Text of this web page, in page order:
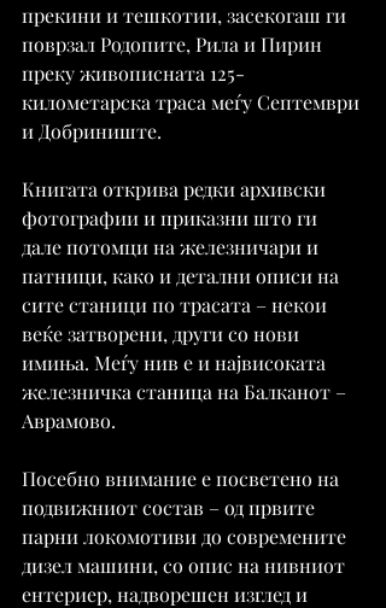
прекини и тешкотии, засекогаш ги
поврзал Родопите, Рила и Пирин
преку живописната 125-
километарска траса меѓу Септември
и Добриниште.
Книгата открива редки архивски
фотографии и приказни што ги
дале потомци на железничари и
патници, како и детални описи на
сите станици по трасата – некои
веќе затворени, други со нови
имиња. Меѓу нив е и највисоката
железничка станица на Балканот –
Аврамово.
Посебно внимание е посветено на
подвижниот состав – од првите
парни локомотиви до современите
дизел машини, со опис на нивниот
ентериер, надворешен изглед и